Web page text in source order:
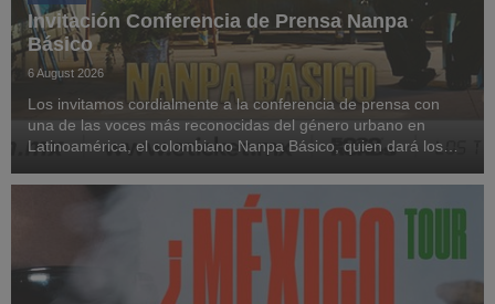
Invitación Conferencia de Prensa Nanpa
Básico
6 August 2026
Los invitamos cordialmente a la conferencia de prensa con
una de las voces más reconocidas del género urbano en
Latinoamérica, el colombiano Nanpa Básico, quien dará los
hasta ahora, en el Palacio de los Depor...